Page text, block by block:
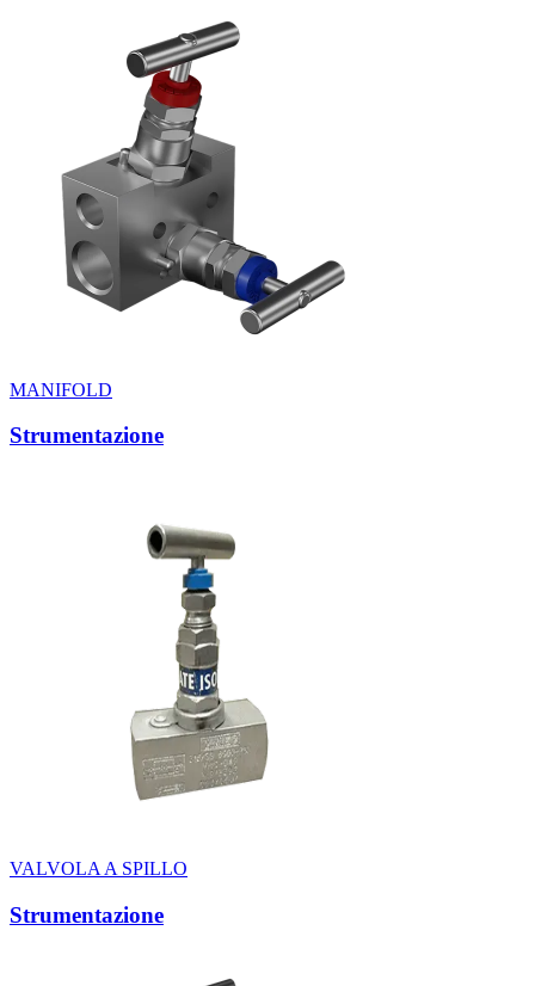
MANIFOLD
Strumentazione
VALVOLA A SPILLO
Strumentazione